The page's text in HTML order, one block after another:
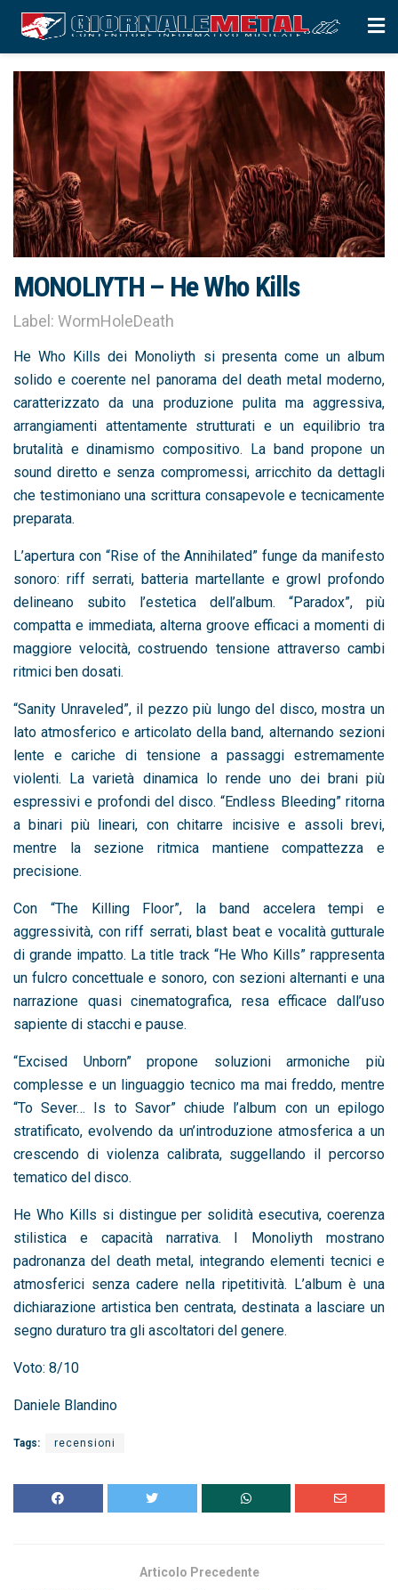
MONOLIYTH – He Who Kills
Label: WormHoleDeath
He Who Kills dei Monoliyth si presenta come un album
solido e coerente nel panorama del death metal moderno,
caratterizzato da una produzione pulita ma aggressiva,
arrangiamenti attentamente strutturati e un equilibrio tra
brutalità e dinamismo compositivo. La band propone un
sound diretto e senza compromessi, arricchito da dettagli
che testimoniano una scrittura consapevole e tecnicamente
preparata.
L’apertura con “Rise of the Annihilated” funge da manifesto
sonoro: riff serrati, batteria martellante e growl profondo
delineano subito l’estetica dell’album. “Paradox”, più
compatta e immediata, alterna groove efficaci a momenti di
maggiore velocità, costruendo tensione attraverso cambi
ritmici ben dosati.
“Sanity Unraveled”, il pezzo più lungo del disco, mostra un
lato atmosferico e articolato della band, alternando sezioni
lente e cariche di tensione a passaggi estremamente
violenti. La varietà dinamica lo rende uno dei brani più
espressivi e profondi del disco. “Endless Bleeding” ritorna
a binari più lineari, con chitarre incisive e assoli brevi,
mentre la sezione ritmica mantiene compattezza e
precisione.
Con “The Killing Floor”, la band accelera tempi e
aggressività, con riff serrati, blast beat e vocalità gutturale
di grande impatto. La title track “He Who Kills” rappresenta
un fulcro concettuale e sonoro, con sezioni alternanti e una
narrazione quasi cinematografica, resa efficace dall’uso
sapiente di stacchi e pause.
“Excised Unborn” propone soluzioni armoniche più
complesse e un linguaggio tecnico ma mai freddo, mentre
“To Sever… Is to Savor” chiude l’album con un epilogo
stratificato, evolvendo da un’introduzione atmosferica a un
crescendo di violenza calibrata, suggellando il percorso
tematico del disco.
He Who Kills si distingue per solidità esecutiva, coerenza
stilistica e capacità narrativa. I Monoliyth mostrano
padronanza del death metal, integrando elementi tecnici e
atmosferici senza cadere nella ripetitività. L’album è una
dichiarazione artistica ben centrata, destinata a lasciare un
segno duraturo tra gli ascoltatori del genere.
Voto: 8/10
Daniele Blandino
Tags: recensioni
Articolo Precedente